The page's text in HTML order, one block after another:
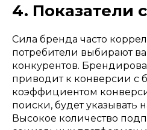
4. Показатели
Сила бренда часто
потребители выбирают
конкурентов.
приводит к конверсии с
коэффициентом
поиски, будет указывать
Высокое количество